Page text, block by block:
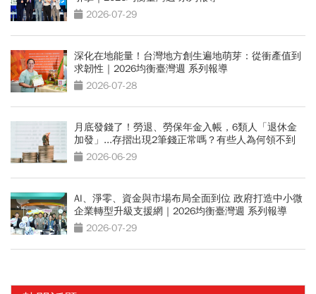
2026-07-29
深化在地能量！台灣地方創生遍地萌芽：從衝產值到
求韌性｜2026均衡臺灣週 系列報導
2026-07-28
月底發錢了！勞退、勞保年金入帳，6類人「退休金
加發」...存摺出現2筆錢正常嗎？有些人為何領不到
2026-06-29
AI、淨零、資金與市場布局全面到位 政府打造中小微
企業轉型升級支援網｜2026均衡臺灣週 系列報導
2026-07-29